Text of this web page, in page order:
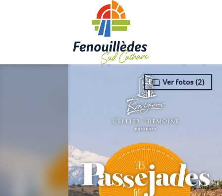
Ver fotos (2)